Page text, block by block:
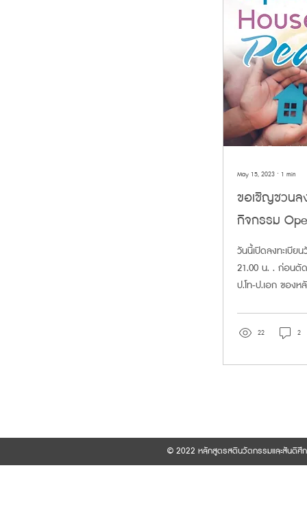
May 15, 2023 ∙ 1 min
ขอเชิญชวนล
กิจกรรม
ครั้งที่ 1
วันนี้เปิดลงทะเบีย
21.00 น. . ก่อนตัด
ป.โท-ป.เอก ของ
22 2
© 2022 หลักสูตรสตินวัตกรรมและสันติศึ